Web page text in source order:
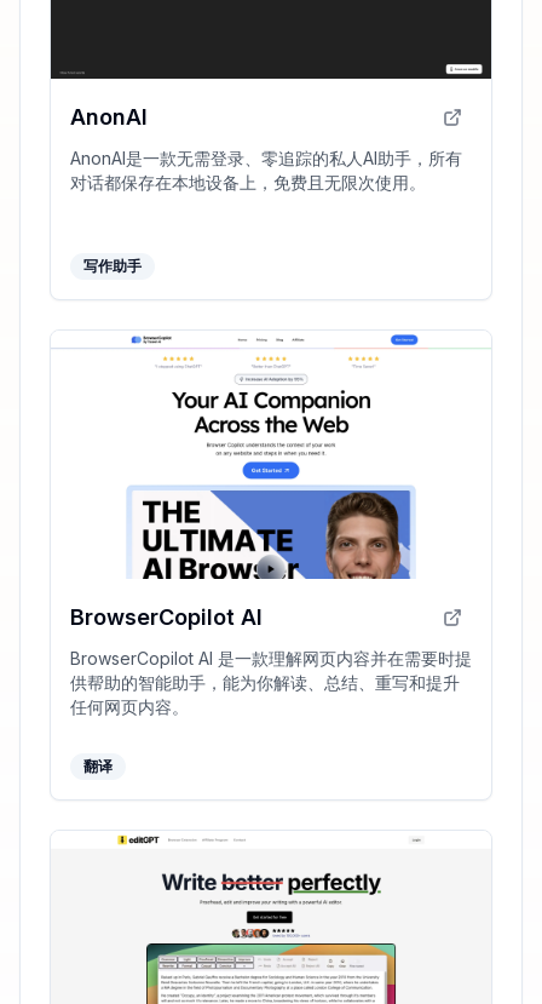
AnonAI
AnonAI是一款无需登录、零追踪的私人AI助手，所有
对话都保存在本地设备上，免费且无限次使用。
写作助手
BrowserCopilot AI
BrowserCopilot AI 是一款理解网页内容并在需要时提
供帮助的智能助手，能为你解读、总结、重写和提升
任何网页内容。
翻译